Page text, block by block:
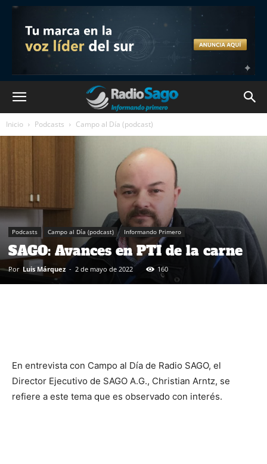
Inicio Podcasts Campo al Día (podcast)
Podcasts Campo al Día (podcast) Informando Primero
SAGO: Avances en PTI de la carne
Por Luis Márquez - 2 de mayo de 2022 160
En entrevista con Campo al Día de Radio SAGO, el
Director Ejecutivo de SAGO A.G., Christian Arntz, se
refiere a este tema que es observado con interés.